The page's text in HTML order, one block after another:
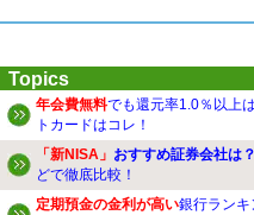
Topics
年会費無料でも還元率1.0％以上
トカードはコレ！
「新NISA」 おすすめ証券会社は？
どで徹底比較！
定期預金の金利が高い銀行ランキ